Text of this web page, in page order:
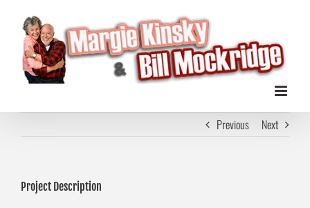
springen
Previous Next
Project Description